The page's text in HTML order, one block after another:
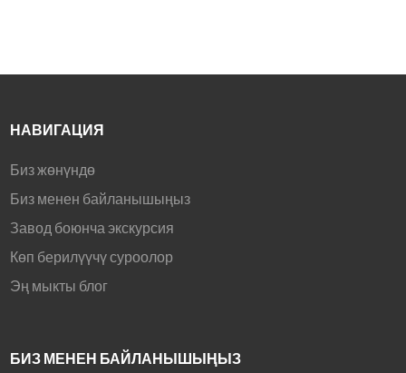
НАВИГАЦИЯ
Биз жөнүндө
Биз менен байланышыңыз
Завод боюнча экскурсия
Көп берилүүчү суроолор
Эң мыкты блог
БИЗ МЕНЕН БАЙЛАНЫШЫҢЫЗ